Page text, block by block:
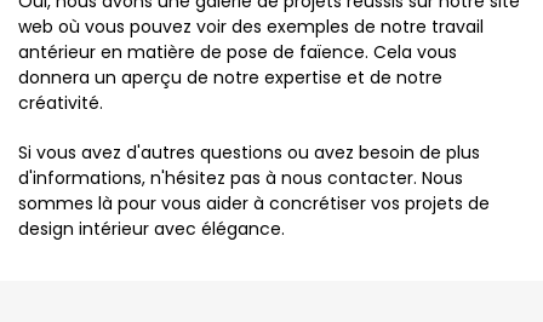
web où vous pouvez voir des exemples de notre travail
antérieur en matière de pose de faïence. Cela vous
donnera un aperçu de notre expertise et de notre
créativité.
Si vous avez d'autres questions ou avez besoin de plus
d'informations, n'hésitez pas à nous contacter. Nous
sommes là pour vous aider à concrétiser vos projets de
design intérieur avec élégance.